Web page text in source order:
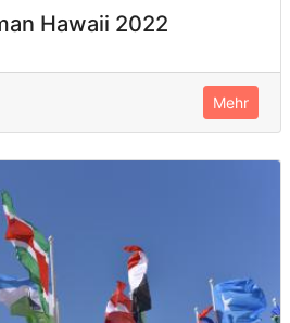
Hawaii 2022
Mehr